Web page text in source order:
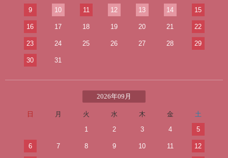
9 10 11 12 13 14 15
16 17 18 19 20 21 22
23 24 25 26 27 28 29
30 31
2026年09月
日 月 火 水 木 金
土
1
2 3 4 5
6 7 8 9 10 11 12